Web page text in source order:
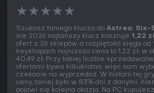
★★★★★
Szukasz taniego klucza do Astrea: Six-
sie 2026 najtańszy klucz kosztuje 1,22
ofert z 26 sklepów, a rozpiętość sięga od
keyshopach najniższa cena to 1,22 zł, w
40,49 zł. Przy takiej liczbie
ofertami bywa kilkukrotna, więc sam
czekanie na wyprzedaż. W historii tej
ceny, taniej było w 83% dni z danymi.
pojawi się kolejna okazja. Na PC